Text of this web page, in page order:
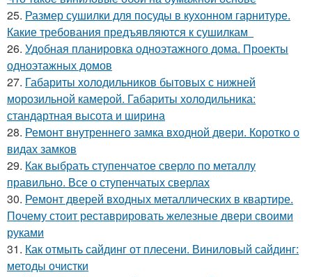
25. Размер сушилки для посуды в кухонном гарнитуре.
Какие требования предъявляются к сушилкам
26. Удобная планировка одноэтажного дома. Проекты
одноэтажных домов
27. Габариты холодильников бытовых с нижней
морозильной камерой. Габариты холодильника:
стандартная высота и ширина
28. Ремонт внутреннего замка входной двери. Коротко о
видах замков
29. Как выбрать ступенчатое сверло по металлу
правильно. Все о ступенчатых сверлах
30. Ремонт дверей входных металлических в квартире.
Почему стоит реставрировать железные двери своими
руками
31. Как отмыть сайдинг от плесени. Виниловый сайдинг:
методы очистки